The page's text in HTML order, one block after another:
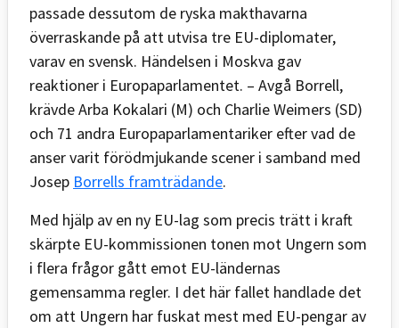
passade dessutom de ryska makthavarna
överraskande på att utvisa tre EU-diplomater,
varav en svensk. Händelsen i Moskva gav
reaktioner i Europaparlamentet. – Avgå Borrell,
krävde Arba Kokalari (M) och Charlie Weimers (SD)
och 71 andra Europaparlamentariker efter vad de
anser varit förödmjukande scener i samband med
Josep Borrells framträdande.
Med hjälp av en ny EU-lag som precis trätt i kraft
skärpte EU-kommissionen tonen mot Ungern som
i flera frågor gått emot EU-ländernas
gemensamma regler. I det här fallet handlade det
om att Ungern har fuskat mest med EU-pengar av